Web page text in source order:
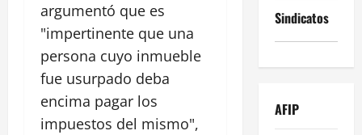
argumentó que es
"impertinente que una
persona cuyo inmueble
fue usurpado deba
encima pagar los
impuestos del mismo",
Sindicatos
AFIP